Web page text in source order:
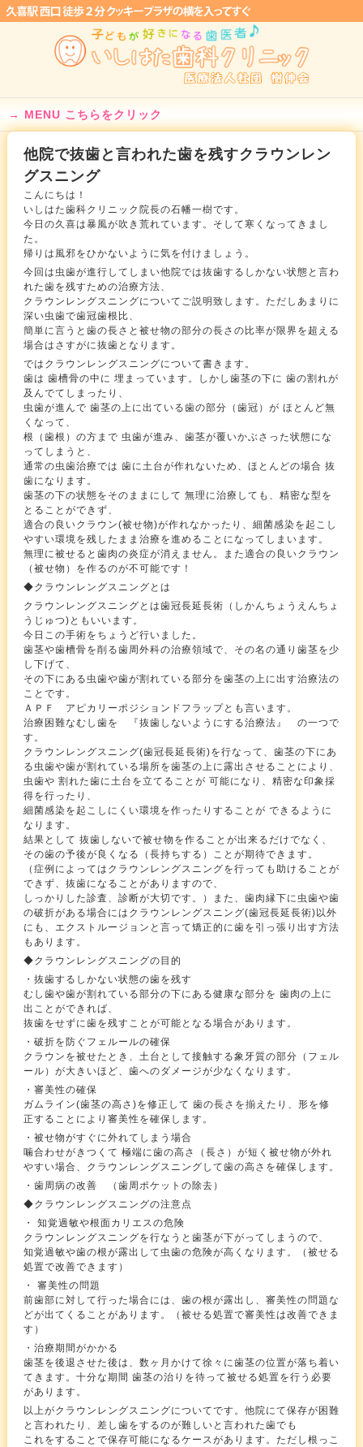
MENU こちらをクリック
他院で抜歯と言われた歯を残すクラウンレン
グスニング
こんにちは！
いしはた歯科クリニック院長の石幡一樹です。
今日の久喜は暴風が吹き荒れています。そして寒くなってきまし
た。
帰りは風邪をひかないように気を付けましょう。
今回は虫歯が進行してしまい他院では抜歯するしかない状態と言わ
れた歯を残すための治療方法、
クラウンレングスニングについてご説明致します。ただしあまりに
深い虫歯で歯冠歯根比、
簡単に言うと歯の長さと被せ物の部分の長さの比率が限界を超える
場合はさすがに抜歯となります。
ではクラウンレングスニングについて書きます。
歯は 歯槽骨の中に 埋まっています。しかし歯茎の下に 歯の割れが
及んでてしまったり、
虫歯が進んで 歯茎の上に出ている歯の部分（歯冠）が ほとんど無
くなって、
根（歯根）の方まで 虫歯が進み、歯茎が覆いかぶさった状態にな
ってしまうと、
通常の虫歯治療では 歯に土台が作れないため、ほとんどの場合 抜
歯になります。
歯茎の下の状態をそのままにして 無理に治療しても、精密な型を
とることができず、
適合の良いクラウン(被せ物)が作れなかったり、細菌感染を起こし
やすい環境を残したまま治療を進めることになってしまいます。
無理に被せると歯肉の炎症が消えません。また適合の良いクラウン
（被せ物）を作るのが不可能です！
◆クラウンレングスニングとは
クラウンレングスニングとは歯冠長延長術（しかんちょうえんちょ
うじゅつ)ともいいます。
今日この手術をちょうど行いました。
歯茎や歯槽骨を削る歯周外科の治療領域で、その名の通り歯茎を少
し下げて、
その下にある虫歯や歯が割れている部分を歯茎の上に出す治療法の
ことです。
ＡＰＦ アピカリーポジションドフラップとも言います。
治療困難なむし歯を 『抜歯しないようにする治療法』 の一つで
す。
クラウンレングスニング(歯冠長延長術)を行なって、歯茎の下にあ
る虫歯や歯が割れている場所を歯茎の上に露出させることにより、
虫歯や 割れた歯に土台を立てることが 可能になり、精密な印象採
得を行ったり、
細菌感染を起こしにくい環境を作ったりすることが できるように
なります。
結果として 抜歯しないで被せ物を作ることが出来るだけでなく、
その歯の予後が良くなる（長持ちする）ことが期待できます。
（症例によってはクラウンレングスニングを行っても助けることが
できず、抜歯になることがありますので、
しっかりした診査、診断が大切です。）また、歯肉縁下に虫歯や歯
の破折がある場合にはクラウンレングスニング(歯冠長延長術)以外
にも、エクストルージョンと言って矯正的に歯を引っ張り出す方法
もあります。
◆クラウンレングスニングの目的
・抜歯するしかない状態の歯を残す
むし歯や歯が割れている部分の下にある健康な部分を 歯肉の上に
出ことができれば、
抜歯をせずに歯を残すことが可能となる場合があります。
・破折を防ぐフェルールの確保
クラウンを被せたとき、土台として接触する象牙質の部分（フェル
ール）が大きいほど、歯へのダメージが少なくなります。
・審美性の確保
ガムライン(歯茎の高さ)を修正して 歯の長さを揃えたり、形を修
正することにより審美性を確保します。
・被せ物がすぐに外れてしまう場合
噛合わせがきつくて 極端に歯の高さ（長さ）が短く被せ物が外れ
やすい場合、クラウンレングスニングして歯の高さを確保します。
・歯周病の改善 （歯周ポケットの除去）
◆クラウンレングスニングの注意点
・ 知覚過敏や根面カリエスの危険
クラウンレングスニングを行なうと歯茎が下がってしまうので、
知覚過敏や歯の根が露出して虫歯の危険が高くなります。（被せる
処置で改善できます）
・ 審美性の問題
前歯部に対して行った場合には、歯の根が露出し、審美性の問題な
どが出てくることがあります。（被せる処置で審美性は改善できま
す）
・治療期間がかかる
歯茎を後退させた後は、数ヶ月かけて徐々に歯茎の位置が落ち着い
てきます。十分な期間 歯茎の治りを待って被せる処置を行う必要
があります。
以上がクラウンレングスニングについてです。他院にて保存が困難
と言われたり、差し歯をするのが難しいと言われた歯でも
これをすることで保存可能になるケースがあります。ただし根っこ